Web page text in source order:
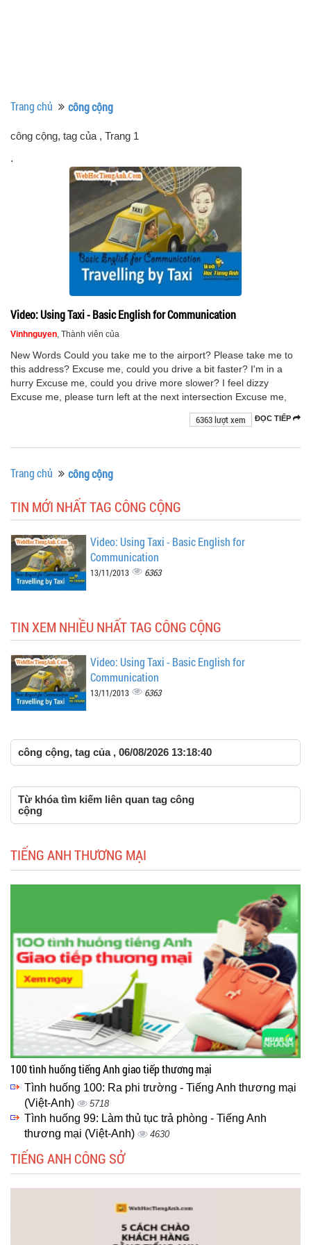
Trang chủ công cộng
công cộng, tag của , Trang 1
.
Video: Using Taxi - Basic English for Communication
Vinhnguyen , Thành viên của
New Words Could you take me to the airport? Please take me to
this address? Excuse me, could you drive a bit faster? I'm in a
hurry Excuse me, could you drive more slower? I feel dizzy
Excuse me, please turn left at the next intersection Excuse me,
ĐỌC TIẾP
6363 lượt xem
Trang chủ công cộng
TIN MỚI NHẤT TAG CÔNG CỘNG
Video: Using Taxi - Basic English for
Communication
13/11/2013 6363
TIN XEM NHIỀU NHẤT TAG CÔNG CỘNG
Video: Using Taxi - Basic English for
Communication
13/11/2013 6363
công cộng, tag của , 06/08/2026 13:18:40
Từ khóa tìm kiếm liên quan tag công
cộng
TIẾNG ANH THƯƠNG MẠI
100 tình huống tiếng Anh giao tiếp thương mại
Tình huống 100: Ra phi trường - Tiếng Anh thương mại
(Việt-Anh)
5718
Tình huống 99: Làm thủ tục trả phòng - Tiếng Anh
thương mại (Việt-Anh)
4630
TIẾNG ANH CÔNG SỞ